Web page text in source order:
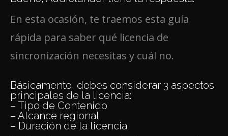
En esta ocasión, te traemos esta guía
rápida para saber qué licencia de
sincronización necesitas y cuál no.
Básicamente, debes considerar 3 aspectos
principales de la licencia:
– Tipo de Contenido
– Alcance regional
– Duración de la licencia